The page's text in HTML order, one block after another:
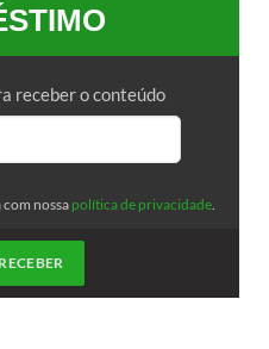
receber o conteúdo
nossa política de privacidade.